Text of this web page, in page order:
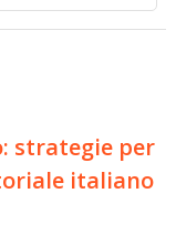
strategie per
italiano